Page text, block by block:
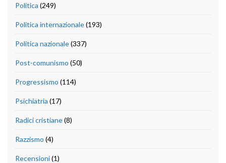
Politica (249)
Politica internazionale(193)
Politica nazionale(337)
Post-comunismo (50)
Progressismo (114)
Psichiatria (17)
Radici cristiane(8)
Razzismo (4)
Recensioni(1)